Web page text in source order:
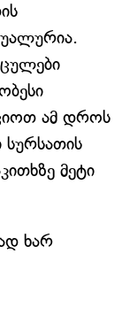
ამ დროს
სურსათის
მეტი
ხარ